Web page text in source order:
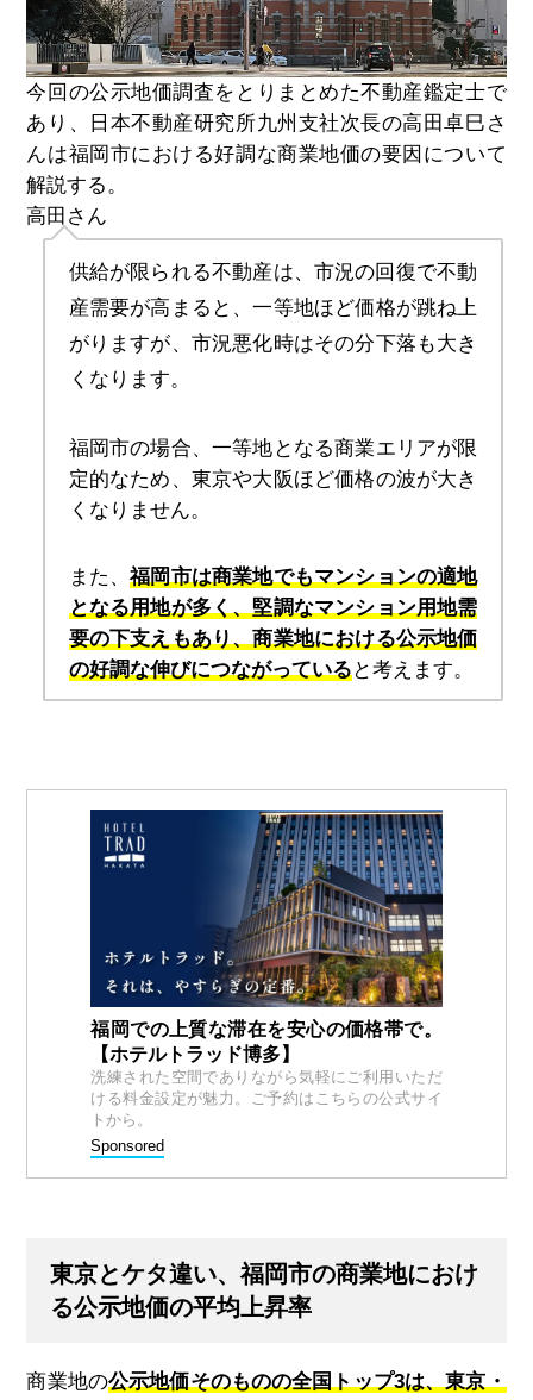
今回の公示地価調査をとりまとめた不動産鑑定士で
あり、日本不動産研究所九州支社次長の高田卓巳さ
んは福岡市における好調な商業地価の要因について
解説する。
高田さん
供給が限られる不動産は、市況の回復で不動
産需要が高まると、一等地ほど価格が跳ね上
がりますが、市況悪化時はその分下落も大き
くなります。
福岡市の場合、一等地となる商業エリアが限
定的なため、東京や大阪ほど価格の波が大き
くなりません。
また、福岡市は商業地でもマンションの適地
となる用地が多く、堅調なマンション用地需
要の下支えもあり、商業地における公示地価
の好調な伸びにつながっている と考えます。
福岡での上質な滞在を安心の価格帯で。
【ホテルトラッド博多】
洗練された空間でありながら気軽にご利用いただ
ける料金設定が魅力。ご予約はこちらの公式サイ
トから。
Sponsored
東京とケタ違い、福岡市の商業地におけ
る公示地価の平均上昇率
商業地の公示地価そのものの全国トップ3は、東京・